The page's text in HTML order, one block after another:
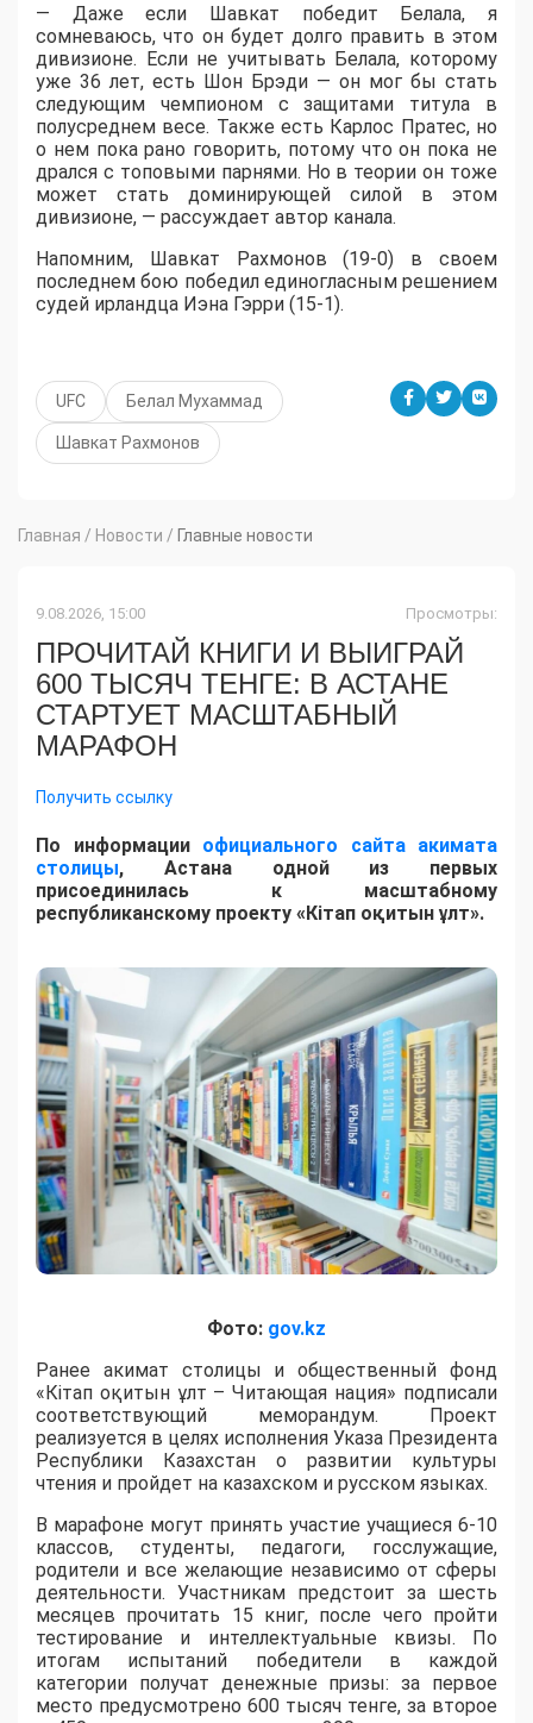
— Даже если Шавкат победит Белала, я
сомневаюсь, что он будет долго править в этом
дивизионе. Если не учитывать Белала, которому
уже 36 лет, есть Шон Брэди — он мог бы стать
следующим чемпионом с защитами титула в
полусреднем весе. Также есть Карлос Пратес, но
о нем пока рано говорить, потому что он пока не
дрался с топовыми парнями. Но в теории он тоже
может стать доминирующей силой в этом
дивизионе, — рассуждает автор канала.
Напомним, Шавкат Рахмонов (19-0) в своем
последнем бою победил единогласным решением
судей ирландца Иэна Гэрри (15-1).
UFC Белал Мухаммад
Шавкат Рахмонов
Главная / Новости / Главные новости
9.08.2026, 15:00 Просмотры:
ПРОЧИТАЙ КНИГИ И ВЫИГРАЙ
600 ТЫСЯЧ ТЕНГЕ: В АСТАНЕ
СТАРТУЕТ МАСШТАБНЫЙ
МАРАФОН
Получить ссылку
По информации официального сайта акимата
столицы, Астана одной из первых
присоединилась к масштабному
республиканскому проекту «Кітап оқитын ұлт».
Фото: gov.kz
Ранее акимат столицы и общественный фонд
«Кітап оқитын ұлт – Читающая нация» подписали
соответствующий меморандум. Проект
реализуется в целях исполнения Указа Президента
Республики Казахстан о развитии культуры
чтения и пройдет на казахском и русском языках.
В марафоне могут принять участие учащиеся 6-10
классов, студенты, педагоги, госслужащие,
родители и все желающие независимо от сферы
деятельности. Участникам предстоит за шесть
месяцев прочитать 15 книг, после чего пройти
тестирование и интеллектуальные квизы. По
итогам испытаний победители в каждой
категории получат денежные призы: за первое
место предусмотрено 600 тысяч тенге, за второе